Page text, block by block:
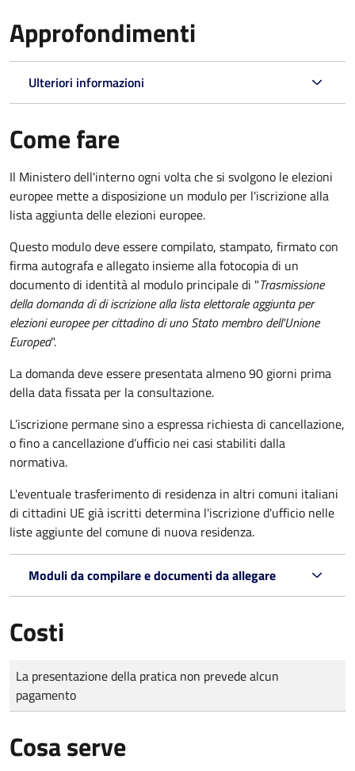
Approfondimenti
Ulteriori informazioni
Come fare
Il Ministero dell'interno ogni volta che si svolgono le elezioni
europee mette a disposizione un modulo per l'iscrizione alla
lista aggiunta delle elezioni europee.
Questo modulo deve essere compilato, stampato, firmato con
firma autografa e allegato insieme alla fotocopia di un
documento di identità al modulo principale di "Trasmissione
della domanda di di iscrizione alla lista elettorale aggiunta per
elezioni europee per cittadino di uno Stato membro dell'Unione
Europea".
La domanda deve essere presentata almeno 90 giorni prima
della data fissata per la consultazione.
L’iscrizione permane sino a espressa richiesta di cancellazione,
o fino a cancellazione d’ufficio nei casi stabiliti dalla
normativa.
L'eventuale trasferimento di residenza in altri comuni italiani
di cittadini UE già iscritti determina l'iscrizione d'ufficio nelle
liste aggiunte del comune di nuova residenza.
Moduli da compilare e documenti da allegare
Costi
Tipo di pagamento
Importo
La presentazione della pratica non prevede alcun
pagamento
Cosa serve